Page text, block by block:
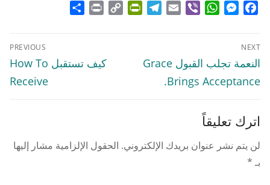
Facebook
Messenger
WhatsApp
Viber
Email
Telegram
PrintFriendly
Copy
Print
تصفّح
المقالات
PREVIOUS
Previous
كيف تستقبل How To
Receive
NEXT
Next
post:
النعمة تجلب القبول Grace
Brings Acceptance.
اترك تعليقاً
لن يتم نشر عنوان بريدك الإلكتروني. الحقول الإلزامية مشار إليها
بـ*